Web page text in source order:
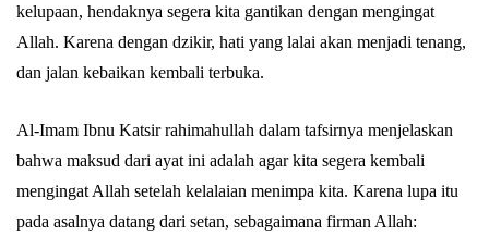
kelupaan, hendaknya segera kita gantikan dengan mengingat
Allah. Karena dengan dzikir, hati yang lalai akan menjadi tenang,
dan jalan kebaikan kembali terbuka.
Al-Imam Ibnu Katsir rahimahullah dalam tafsirnya menjelaskan
bahwa maksud dari ayat ini adalah agar kita segera kembali
mengingat Allah setelah kelalaian menimpa kita. Karena lupa itu
pada asalnya datang dari setan, sebagaimana firman Allah: